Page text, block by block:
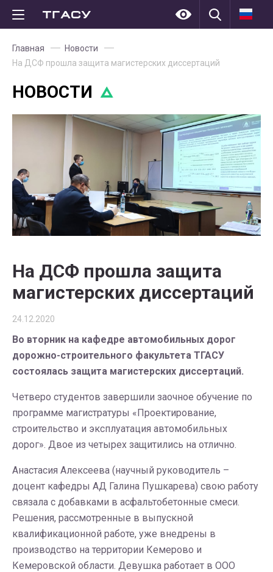
Главная
Новости
На ДСФ прошла защита магистерских диссертаций
НОВОСТИ
На ДСФ прошла защита
магистерских диссертаций
24.12.2020
Во вторник на кафедре автомобильных дорог
дорожно-строительного факультета ТГАСУ
состоялась защита магистерских диссертаций.
Четверо студентов завершили заочное обучение по
программе магистратуры «Проектирование,
строительство и эксплуатация автомобильных
дорог». Двое из четырех защитились на отлично.
Анастасия Алексеева (научный руководитель –
доцент кафедры АД Галина Пушкарева) свою работу
связала с добавками в асфальтобетонные смеси.
Решения, рассмотренные в выпускной
квалификационной работе, уже внедрены в
производство на территории Кемерово и
Кемеровской области. Девушка работает в ООО